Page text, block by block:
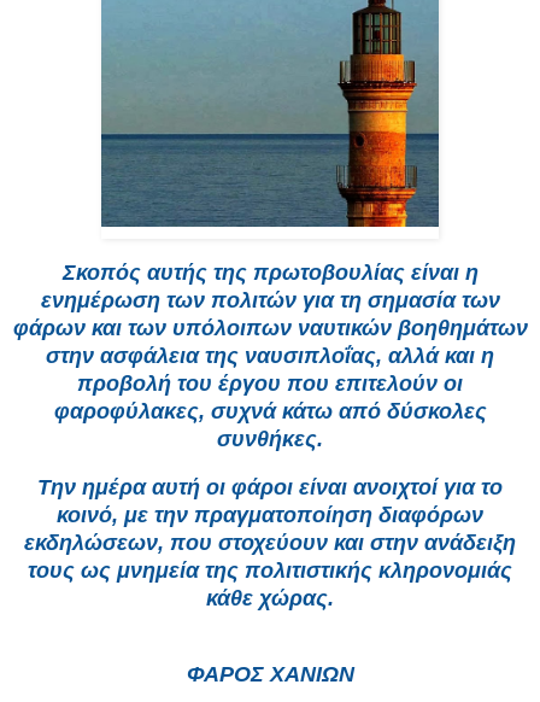
Σκοπός αυτής της πρωτοβουλίας είναι η
ενημέρωση των πολιτών για τη σημασία των
φάρων και των υπόλοιπων ναυτικών βοηθημάτων
στην ασφάλεια της ναυσιπλοΐας, αλλά και η
προβολή του έργου που επιτελούν οι
φαροφύλακες, συχνά κάτω από δύσκολες
συνθήκες.
Την ημέρα αυτή οι φάροι είναι ανοιχτοί για το
κοινό, με την πραγματοποίηση διαφόρων
εκδηλώσεων, που στοχεύουν και στην ανάδειξη
τους ως μνημεία της πολιτιστικής κληρονομιάς
κάθε χώρας.
ΦΑΡΟΣ ΧΑΝΙΩΝ